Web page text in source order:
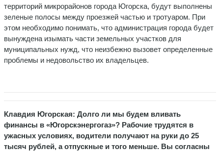
территорий микрорайонов города Югорска, будут выполнены
зеленые полосы между проезжей частью и тротуаром. При
этом необходимо понимать, что администрация города будет
вынуждена изымать части земельных участков для
муниципальных нужд, что неизбежно вызовет определенные
проблемы и недовольство их владельцев.
Клавдия Югорская: Долго ли мы будем вливать
финансы в «Югорскэнергогаз»? Рабочие трудятся в
ужасных условиях, водители получают на руки до 25
тысяч рублей, а отпускные и того меньше. Вы согласны